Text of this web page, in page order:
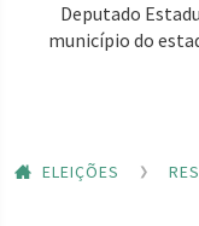
Deputado
município do
ELEIÇÕES